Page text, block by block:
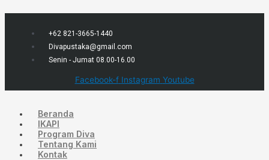
ke
+62 821-3665-1440
Divapustaka@gmail.com
Senin - Jumat 08.00-16.00
Facebook-f Instagram Youtube
Beranda
IKAPI
Program Diva
Tentang Kami
Kontak
Buku
Sosiologi